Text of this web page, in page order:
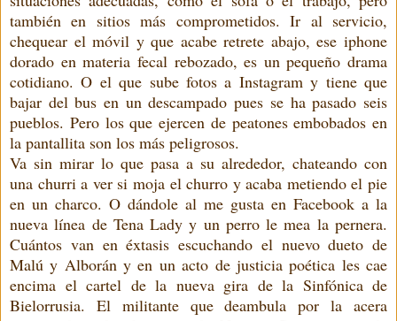
también en sitios más comprometidos. Ir al servicio,
chequear el móvil y que acabe retrete abajo, ese iphone
dorado en materia fecal rebozado, es un pequeño drama
cotidiano. O el que sube fotos a Instagram y tiene que
bajar del bus en un descampado pues se ha pasado seis
pueblos. Pero los que ejercen de peatones embobados en
la pantallita son los más peligrosos.
Va sin mirar lo que pasa a su alrededor, chateando con
una churri a ver si moja el churro y acaba metiendo el pie
en un charco. O dándole al me gusta en Facebook a la
nueva línea de Tena Lady y un perro le mea la pernera.
Cuántos van en éxtasis escuchando el nuevo dueto de
Malú y Alborán y en un acto de justicia poética les cae
encima el cartel de la nueva gira de la Sinfónica de
Bielorrusia. El militante que deambula por la acera